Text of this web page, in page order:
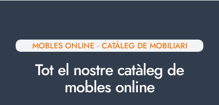
MOBLES ONLINE · CATÀLEG DE MOBILIARI
Tot el nostre catàleg de
mobles online